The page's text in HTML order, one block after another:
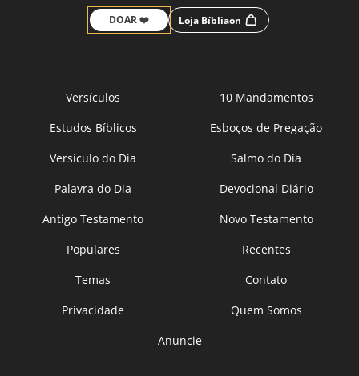
DOAR ❤️ Loja Bíbliaon
Versículos
10 Mandamentos
Estudos Bíblicos
Esboços de Pregação
Versículo do Dia
Salmo do Dia
Palavra do Dia
Devocional Diário
Antigo Testamento
Novo Testamento
Populares
Recentes
Temas
Contato
Privacidade
Quem Somos
Anuncie